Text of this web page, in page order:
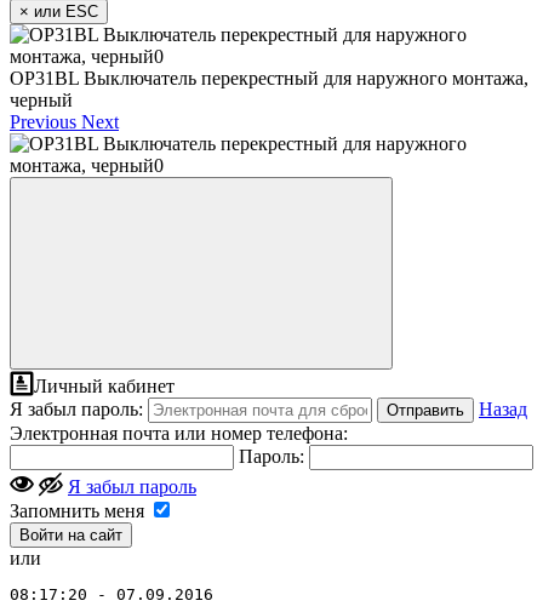
× или ESC
OP31BL Выключатель перекрестный для наружного монтажа,
черный
Previous Next
Личный кабинет
Я забыл пароль:
Отправить
Назад
Электронная почта или номер телефона:
Пароль:
Я забыл пароль
Запомнить меня
или
08:17:20 - 07.09.2016